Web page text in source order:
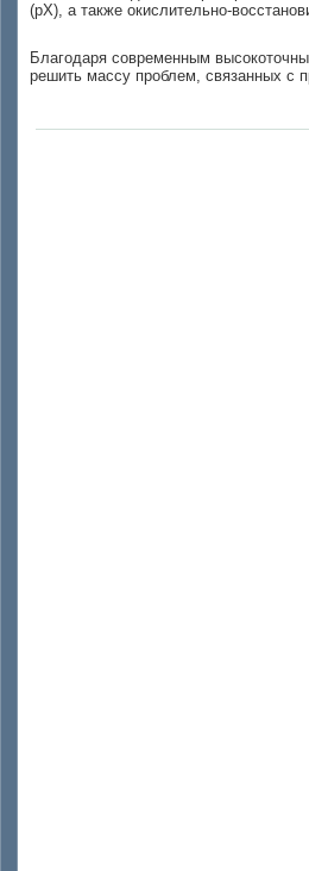
(pX), а также окислительно-
Благодаря современным
решить массу проблем, связанных с